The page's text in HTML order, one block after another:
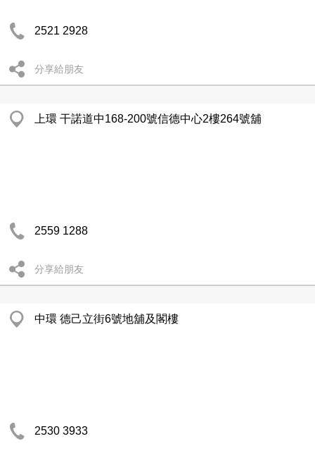
2521 2928
分享給朋友
上環 干諾道中168-200號信德中心2樓264號舖
2559 1288
分享給朋友
中環 德己立街6號地舖及閣樓
2530 3933